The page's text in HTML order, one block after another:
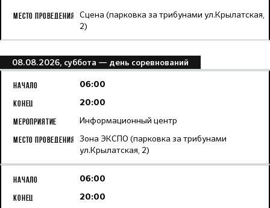
Сцена (парковка за трибунами ул.Крылатская,
2)
08.08.2026, суббота — день соревнований
06:00
20:00
Информационный центр
Зона ЭКСПО (парковка за трибунами
ул.Крылатская, 2)
06:00
20:00